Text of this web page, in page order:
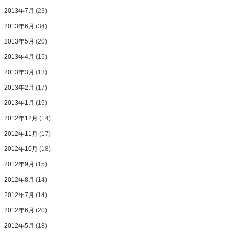
2013年7月 (23)
2013年6月 (34)
2013年5月 (20)
2013年4月 (15)
2013年3月 (13)
2013年2月 (17)
2013年1月 (15)
2012年12月 (14)
2012年11月 (17)
2012年10月 (18)
2012年9月 (15)
2012年8月 (14)
2012年7月 (14)
2012年6月 (20)
2012年5月 (18)